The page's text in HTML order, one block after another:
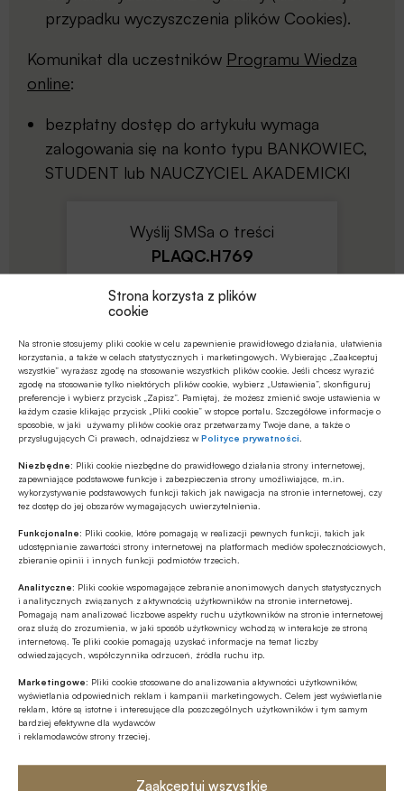
Strona korzysta z plików
cookie
Na stronie stosujemy pliki cookie w celu zapewnienie prawidłowego działania, ułatwienia
korzystania, a także w celach statystycznych i marketingowych. Wybierając „Zaakceptuj
wszystkie” wyrażasz zgodę na stosowanie wszystkich plików cookie. Jeśli chcesz wyrazić
zgodę na stosowanie tylko niektórych plików cookie, wybierz „Ustawienia”, skonfiguruj
preferencje i wybierz przycisk „Zapisz”. Pamiętaj, że możesz zmienić swoje ustawienia w
każdym czasie klikając przycisk „Pliki cookie” w stopce portalu. Szczegółowe informacje o
sposobie, w jaki używamy plików cookie oraz przetwarzamy Twoje dane, a także o
przysługujących Ci prawach, odnajdziesz wPolityce prywatności
Niezbędne: Pliki cookie niezbędne do prawidłowego działania strony internetowej,
zapewniające podstawowe funkcje i zabezpieczenia strony umożliwiające, m.in.
wykorzystywanie podstawowych funkcji takich jak nawigacja na stronie internetowej, czy
tez dostęp do jej obszarów wymagających uwierzytelnienia.
Funkcjonalne: Pliki cookie, które pomagają w realizacji pewnych funkcji, takich jak
udostępnianie zawartości strony internetowej na platformach mediów społecznościowych,
zbieranie opinii i innych funkcji podmiotów trzecich.
Analityczne: Pliki cookie wspomagające zebranie anonimowych danych statystycznych
i analitycznych związanych z aktywnością użytkowników na stronie internetowej.
Pomagają nam analizować liczbowe aspekty ruchu użytkowników na stronie internetowej
oraz służą do zrozumienia, w jaki sposób użytkownicy wchodzą w interakcje ze stroną
internetową. Te pliki cookie pomagają uzyskać informacje na temat liczby
odwiedzających, współczynnika odrzuceń, źródła ruchu itp.
Marketingowe: Pliki cookie stosowane do analizowania aktywności użytkowników,
wyświetlania odpowiednich reklam i kampanii marketingowych. Celem jest wyświetlanie
reklam, które są istotne i interesujące dla poszczególnych użytkowników i tym samym
bardziej efektywne dla wydawców
i reklamodawców strony trzeciej.
Zaakceptuj wszystkie
przypadku wyczyszczenia plików Cookies).
Komunikat dla uczestników Programu Wiedza
online:
bezpłatny dostęp do artykułu wymaga
zalogowania się na konto typu BANKOWIEC,
STUDENT lub NAUCZYCIEL AKADEMICKI
regulamin
Wyślij SMSa o treści
PLAQC.H769
na numer
75480
netto (6.15zł z VAT)
Wyślij SMSa o treści
PLAQC.74BM
na numer
91900
Koszt wysłania SMSa to
netto (23.37zł z VAT)